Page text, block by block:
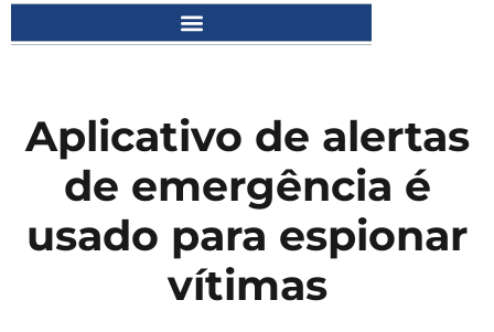
Aplicativo de alertas
de emergência é
usado para espionar
vítimas